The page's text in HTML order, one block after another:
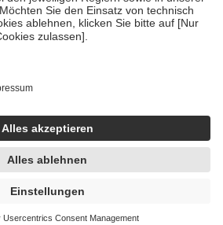
dass es sich um echte Bewertungen
hc/de/articles/4419944605341
wurden unter Zuhilfenahme künstlicher